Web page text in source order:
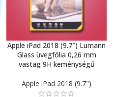
Apple iPad 2018 (9.7″) Lumann
Glass üvegfólia 0,26 mm
vastag 9H keménységű
Apple iPad 2018 (9.7")